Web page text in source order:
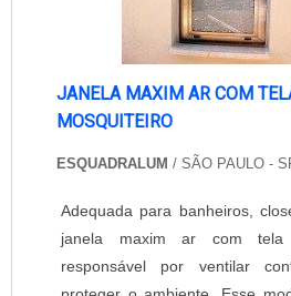
JANELA MAXIM AR COM
MOSQUITEIRO
ESQUADRALUM / SÃO PAULO -
Adequada para banheiros,
janela maxim ar com tela
responsável por ventilar